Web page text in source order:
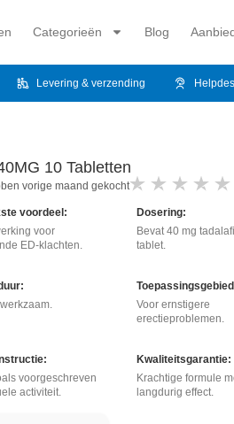
Categorieën Blog
Levering & verzending
10 Tabletten
vorige maand gekocht
voordeel:
voor
ED-klachten.
Dosering:
Bevat 40 mg
tablet.
Voor ernstigere
erectieproblemen.
voorgeschreven
activiteit.
Kwaliteitsgarantie:
Krachtige formule
langdurig effect.